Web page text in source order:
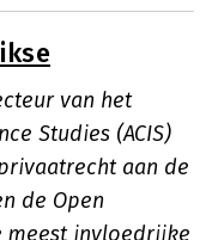
van het
Studies (ACIS)
aan de
de Open
meest invloedrijke